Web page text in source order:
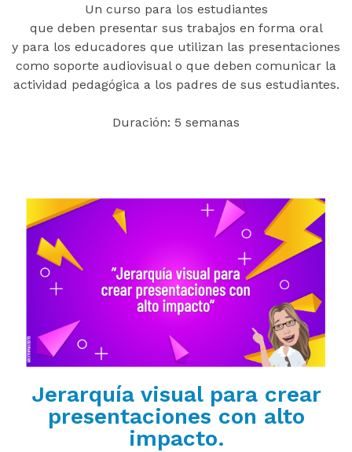
Un curso para los estudiantes
que deben presentar sus trabajos en forma oral
y para los educadores que utilizan las presentaciones
como soporte audiovisual o que deben comunicar la
actividad pedagógica a los padres de sus estudiantes.
Duración: 5 semanas
Jerarquía visual para crear
presentaciones con alto
impacto.